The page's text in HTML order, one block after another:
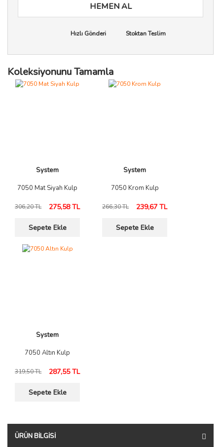
HEMEN AL
Hızlı Gönderi Stoktan Teslim
Koleksiyonunu Tamamla
System
7050 Mat Siyah Kulp
306,20 TL 275,58 TL
Sepete Ekle
System
7050 Krom Kulp
266,30 TL 239,67 TL
Sepete Ekle
System
7050 Altın Kulp
319,50 TL 287,55 TL
Sepete Ekle
ÜRÜN BILGISI